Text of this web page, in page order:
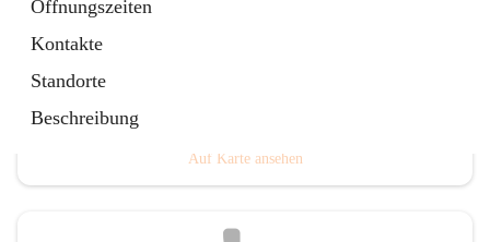
Öffnungszeiten
Kontakte
Standorte
Beschreibung
Auf Karte ansehen